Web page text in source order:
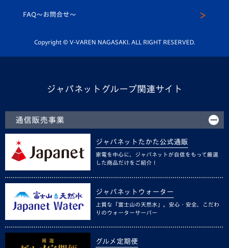
平和祈念活動
ホームタウン活動
スクール
FAQ〜お問合せ〜
Copyright © V-VAREN NAGASAKI. ALL RIGHT RESERVED.
ジャパネットグループ関連サイト
通信販売事業
ジャパネットたかた公式通販
家電を中心に、ジャパネットが自信をもって厳選
した商品だけをご紹介！
ジャパネットウォーター
上質な「富士山の天然水」。安心・安全、こだわ
りのウォーターサーバー
グルメ定期便